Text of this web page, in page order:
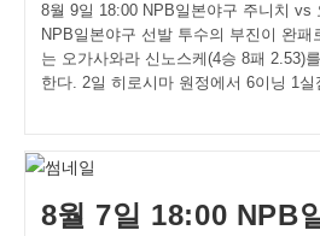
8월 9일 18:00 NPB일본야구 주니치 vs
NPB일본야구 선발 투수의 부진이 완패
는 오가사와라 신노스케(4승 8패 2.53)
한다. 2일 히로시마 원정에서 6이닝 1실
8월 7일 18:00 NPB